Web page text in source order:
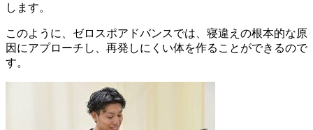
します。
このように、ゼロスポアドバンスでは、寝違えの根本的な原
因にアプローチし、再発しにくい体を作ることができるので
す。